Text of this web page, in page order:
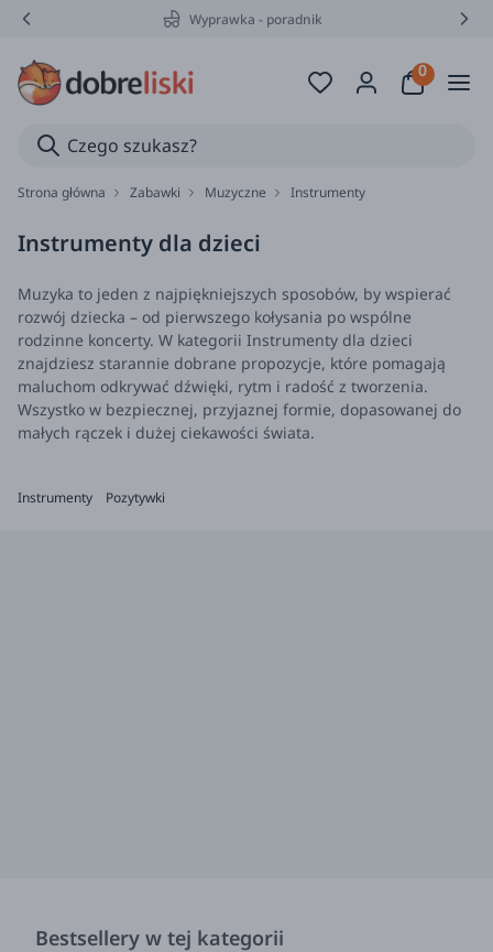
Wyprawka - poradnik
Strona główna Zabawki Muzyczne Instrumenty
Instrumenty dla dzieci
Muzyka to jeden z najpiękniejszych sposobów, by wspierać
rozwój dziecka – od pierwszego kołysania po wspólne
rodzinne koncerty. W kategorii Instrumenty dla dzieci
znajdziesz starannie dobrane propozycje, które pomagają
maluchom odkrywać dźwięki, rytm i radość z tworzenia.
Wszystko w bezpiecznej, przyjaznej formie, dopasowanej do
małych rączek i dużej ciekawości świata.
Instrumenty Pozytywki
Bestsellery w tej kategorii